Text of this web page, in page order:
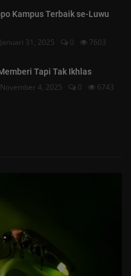
Kampus Terbaik se-Luwu
Januari 31, 2025 0 7603
Tapi Tak Ikhlas
November 4, 2025 0 6743